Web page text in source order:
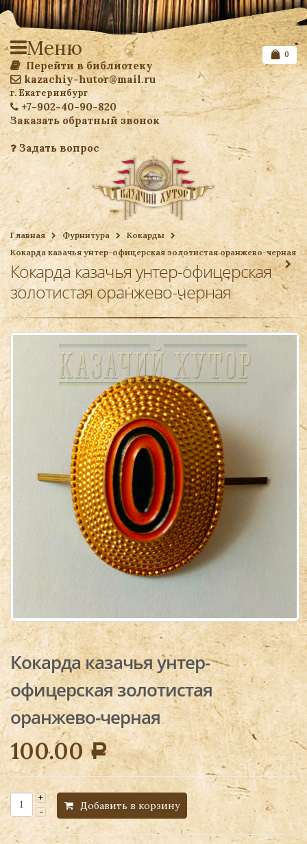
Перейти в библиотеку
kazachiy-hutor@mail.ru
г. Екатеринбург
+7-902-40-90-820
Заказать обратный звонок
Задать вопрос
Список желаемого
Ваша корзина
0
Меню
Главная Фурнитура
Кокарды
Кокарда казачья унтер-офицерская золотистая оранжево-черная
Кокарда казачья унтер-офицерская
золотистая оранжево-черная
Кокарда казачья унтер-
офицерская золотистая
оранжево-черная
100.00Р
Добавить в корзину